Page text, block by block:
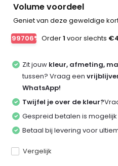
Volume voordeel
Geniet van deze geweldige
-99706% Order1 voor slechts
Zit jouw kleur, afmeting,
tussen? Vraag een
WhatsApp!
Twijfel je over de kleur?
Gespreid betalen is mogelijk
Betaal bij levering voor
Vergelijk